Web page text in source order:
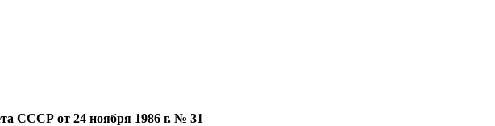
СССР от 24 ноября 1986 г. № 31